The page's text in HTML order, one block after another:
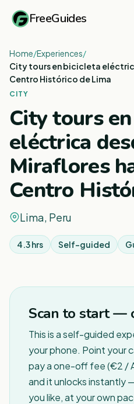
FreeGuides
Home/Experiences/
City tours en bicicleta
Centro Histórico de Lima
CITY
City tours
eléctrica
Miraflores
Centro
Lima, Peru
4.3 hrs Self-guided
Scan to start —
This is a self-guided
your phone. Point your
pay a one-off fee (€2 /
and it unlocks instantly
you like, at your own